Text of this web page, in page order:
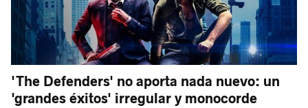
'The Defenders' no aporta nada nuevo: un
'grandes éxitos' irregular y monocorde